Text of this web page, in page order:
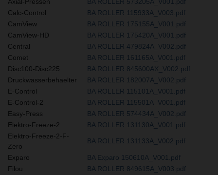
Calc-Control
BA ROLLER 115933A_V003.pdf
CamView
BA ROLLER 175155A_V001.pdf
CamView-HD
BA ROLLER 175420A_V001.pdf
Central
BA ROLLER 479824A_V002.pdf
Comet
BA ROLLER 161165A_V001.pdf
Disc100-Disc225
BA ROLLER 845600AX_V002.pdf
Druckwasserbehaelter
BA ROLLER 182007A_V002.pdf
E-Control
BA ROLLER 115101A_V001.pdf
E-Control-2
BA ROLLER 115501A_V001.pdf
Easy-Press
BA ROLLER 574434A_V002.pdf
Elektro-Freeze-2
BA ROLLER 131130A_V001.pdf
Elektro-Freeze-2-F-
Zero
BA ROLLER 131133A_V002.pdf
Exparo
BA Exparo 150610A_V001.pdf
Filou
BA ROLLER 849615A_V003.pdf